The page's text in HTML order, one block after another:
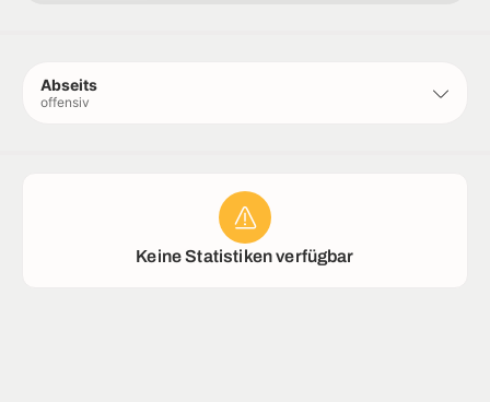
Abseits
offensiv
Keine Statistiken verfügbar